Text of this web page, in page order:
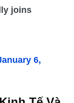
joins
6,